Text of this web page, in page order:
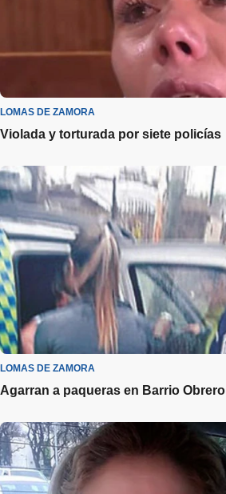
LOMAS DE ZAMORA
Violada y torturada por siete policías
LOMAS DE ZAMORA
Agarran a paqueras en Barrio Obrero